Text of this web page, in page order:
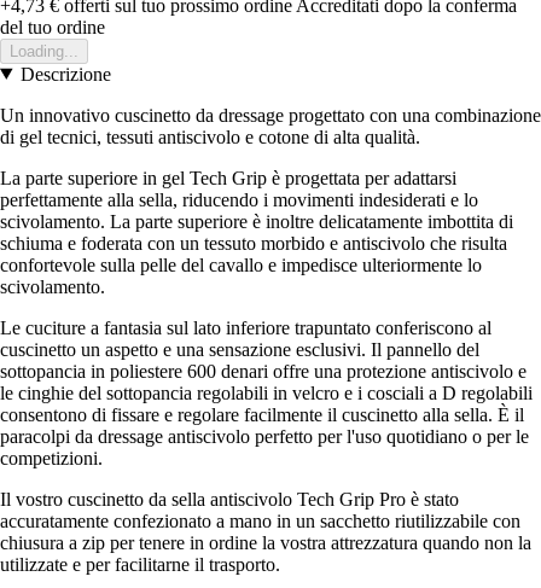
+4,73 € offerti sul tuo prossimo ordine Accreditati dopo la conferma
del tuo ordine
Loading...
Descrizione
Un innovativo cuscinetto da dressage progettato con una combinazione
di gel tecnici, tessuti antiscivolo e cotone di alta qualità.
La parte superiore in gel Tech Grip è progettata per adattarsi
perfettamente alla sella, riducendo i movimenti indesiderati e lo
scivolamento. La parte superiore è inoltre delicatamente imbottita di
schiuma e foderata con un tessuto morbido e antiscivolo che risulta
confortevole sulla pelle del cavallo e impedisce ulteriormente lo
scivolamento.
Le cuciture a fantasia sul lato inferiore trapuntato conferiscono al
cuscinetto un aspetto e una sensazione esclusivi. Il pannello del
sottopancia in poliestere 600 denari offre una protezione antiscivolo e
le cinghie del sottopancia regolabili in velcro e i cosciali a D regolabili
consentono di fissare e regolare facilmente il cuscinetto alla sella. È il
paracolpi da dressage antiscivolo perfetto per l'uso quotidiano o per le
competizioni.
Il vostro cuscinetto da sella antiscivolo Tech Grip Pro è stato
accuratamente confezionato a mano in un sacchetto riutilizzabile con
chiusura a zip per tenere in ordine la vostra attrezzatura quando non la
utilizzate e per facilitarne il trasporto.